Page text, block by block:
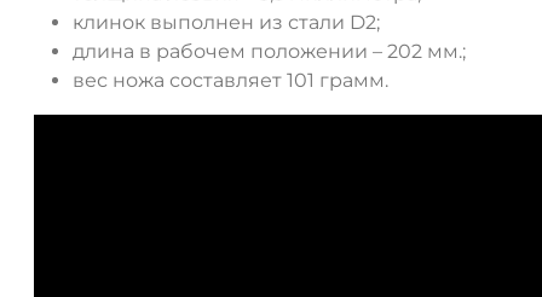
клинок выполнен из стали D2;
длина в рабочем положении – 202 мм.;
вес ножа составляет 101 грамм.
НЕТ